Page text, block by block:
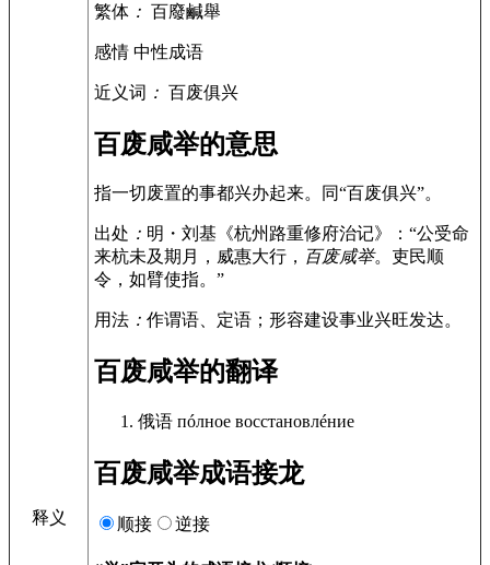
释义
繁体 ： 百廢鹹舉
感情 中性成语
近义词 ： 百废俱兴
百废咸举的意思
指一切废置的事都兴办起来。同“百废俱兴”。
出处 ： 明・刘基《杭州路重修府治记》：“公受命
来杭未及期月，威惠大行， 百废咸举。吏民顺
令，如臂使指。”
用法 ： 作谓语、定语；形容建设事业兴旺发达。
百废咸举的翻译
俄语 пóлное восстановлéние
百废咸举成语接龙
顺接 逆接